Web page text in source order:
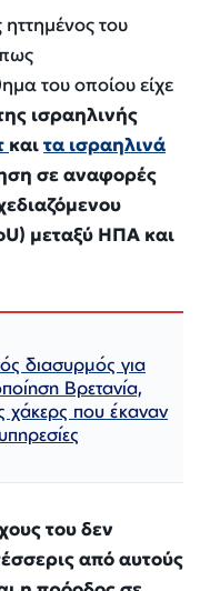
του
του οποίου είχε
ισραηλινής
καιτα ισραηλινά
σε αναφορές
μεταξύ ΗΠΑ και
διασυρμός για
Βρετανία,
χάκερς που έκαναν
του δεν
από αυτούς